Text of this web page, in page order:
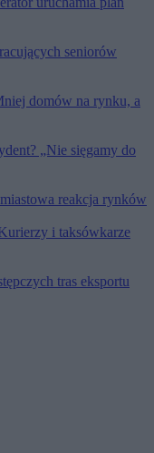
seniorów
domów na rynku, a
„Nie sięgamy do
reakcja rynków
i taksówkarze
tras eksportu